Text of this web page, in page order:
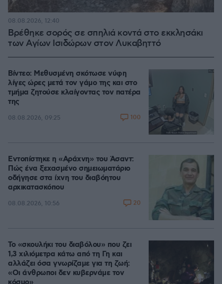
Βρέθηκε σορός σε σπηλιά κοντά στο εκκλησάκι
των Αγίων Ισιδώρων στον Λυκαβηττό
08.08.2026, 12:40
Βίντεο: Μεθυσμένη σκότωσε νύφη
λίγες ώρες μετά τον γάμο της και στο
τμήμα ζητούσε κλαίγοντας τον πατέρα
της
08.08.2026, 09:25 100
Εντοπίστηκε η «Αράχνη» του Άσαντ:
Πώς ένα ξεχασμένο σημειωματάριο
οδήγησε στα ίχνη του διαβόητου
αρχικατασκόπου
08.08.2026, 10:56 20
Το «σκουλήκι του διαβόλου» που ζει
1,3 χιλιόμετρα κάτω από τη Γη και
αλλάζει όσα γνωρίζαμε για τη ζωή:
«Οι άνθρωποι δεν κυβερνάμε τον